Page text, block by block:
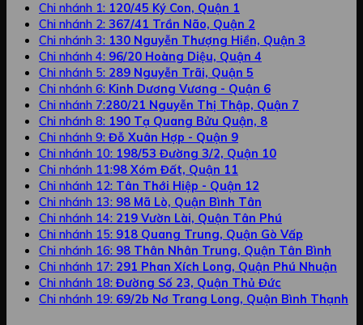
Chi nhánh 1: 120/45 Ký Con, Quận 1
Chi nhánh 2: 367/41 Trần Não, Quận 2
Chi nhánh 3: 130 Nguyễn Thượng Hiền, Quận 3
Chi nhánh 4: 96/20 Hoàng Diệu, Quận 4
Chi nhánh 5: 289 Nguyễn Trãi, Quận 5
Chi nhánh 6: Kinh Dương Vương - Quận 6
Chi nhánh 7:280/21 Nguyễn Thị Thập, Quận 7
Chi nhánh 8: 190 Tạ Quang Bửu Quận, 8
Chi nhánh 9: Đỗ Xuân Hợp - Quận 9
Chi nhánh 10: 198/53 Đường 3/2, Quận 10
Chi nhánh 11:98 Xóm Đất, Quận 11
Chi nhánh 12: Tân Thới Hiệp - Quận 12
Chi nhánh 13: 98 Mã Lò, Quận Bình Tân
Chi nhánh 14: 219 Vườn Lài, Quận Tân Phú
Chi nhánh 15: 918 Quang Trung, Quận Gò Vấp
Chi nhánh 16: 98 Thân Nhân Trung, Quận Tân Bình
Chi nhánh 17: 291 Phan Xích Long, Quận Phú Nhuận
Chi nhánh 18: Đường Số 23, Quận Thủ Đức
Chi nhánh 19: 69/2b Nơ Trang Long, Quận Bình Thạnh